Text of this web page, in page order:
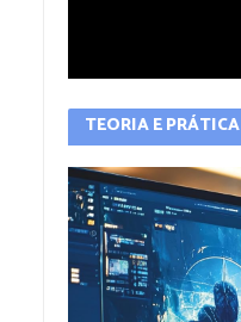
TEORIA E PRÁTICA